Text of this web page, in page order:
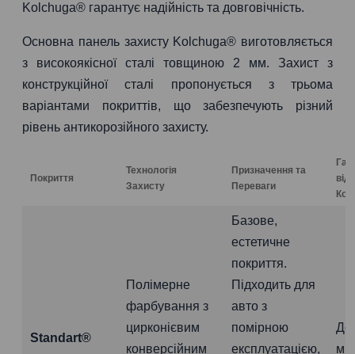
Kolchuga® гарантує надійність та довговічність.
Основна панель захисту Kolchuga® виготовляється
з високоякісної сталі товщиною 2 мм. Захист з
конструкційної сталі пропонується з трьома
варіантами покриттів, що забезпечують різний
рівень антикорозійного захисту.
Покриття
Технологія
Захисту
Призначення та
Переваги
від
Standart®
Полімерне
фарбування з
цирконієвим
конверсійним
Базове,
естетичне
покриття.
Підходить для
авто з
помірною
експлуатацією,
До